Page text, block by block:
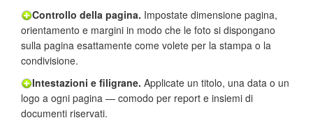
Controllo della pagina. Impostate dimensione pagina,
orientamento e margini in modo che le foto si dispongano
sulla pagina esattamente come volete per la stampa o la
condivisione.
Intestazioni e filigrane. Applicate un titolo, una data o un
logo a ogni pagina — comodo per report e insiemi di
documenti riservati.